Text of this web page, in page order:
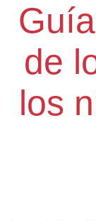
de
los